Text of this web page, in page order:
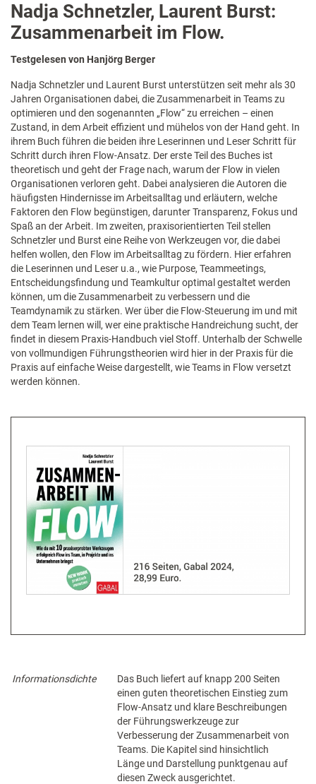
Nadja Schnetzler, Laurent Burst:
Zusammenarbeit im Flow.
Testgelesen von Hanjörg Berger
Nadja Schnetzler und Laurent Burst unterstützen seit mehr als 30
Jahren Organisationen dabei, die Zusammenarbeit in Teams zu
optimieren und den sogenannten „Flow“ zu erreichen – einen
Zustand, in dem Arbeit effizient und mühelos von der Hand geht. In
ihrem Buch führen die beiden ihre Leserinnen und Leser Schritt für
Schritt durch ihren Flow-Ansatz. Der erste Teil des Buches ist
theoretisch und geht der Frage nach, warum der Flow in vielen
Organisationen verloren geht. Dabei analysieren die Autoren die
häufigsten Hindernisse im Arbeitsalltag und erläutern, welche
Faktoren den Flow begünstigen, darunter Transparenz, Fokus und
Spaß an der Arbeit. Im zweiten, praxisorientierten Teil stellen
Schnetzler und Burst eine Reihe von Werkzeugen vor, die dabei
helfen wollen, den Flow im Arbeitsalltag zu fördern. Hier erfahren
die Leserinnen und Leser u.a., wie Purpose, Teammeetings,
Entscheidungsfindung und Teamkultur optimal gestaltet werden
können, um die Zusammenarbeit zu verbessern und die
Teamdynamik zu stärken. Wer über die Flow-Steuerung im und mit
dem Team lernen will, wer eine praktische Handreichung sucht, der
findet in diesem Praxis-Handbuch viel Stoff. Unterhalb der Schwelle
von vollmundigen Führungstheorien wird hier in der Praxis für die
Praxis auf einfache Weise dargestellt, wie Teams in Flow versetzt
werden können.
Informationsdichte
Das Buch liefert auf knapp 200 Seiten
einen guten theoretischen Einstieg zum
Flow-Ansatz und klare Beschreibungen
der Führungswerkzeuge zur
Verbesserung der Zusammenarbeit von
Teams. Die Kapitel sind hinsichtlich
Länge und Darstellung punktgenau auf
diesen Zweck ausgerichtet.